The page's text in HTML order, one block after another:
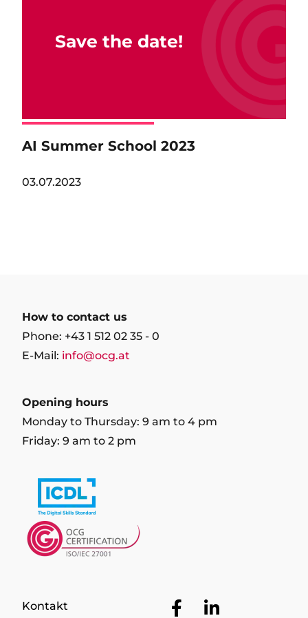
Save the date!
AI Summer School 2023
03.07.2023
How to contact us
Phone: +43 1 512 02 35 - 0
E-Mail: info@ocg.at
Opening hours
Monday to Thursday: 9 am to 4 pm
Friday: 9 am to 2 pm
Kontakt FacebookLinkedIn